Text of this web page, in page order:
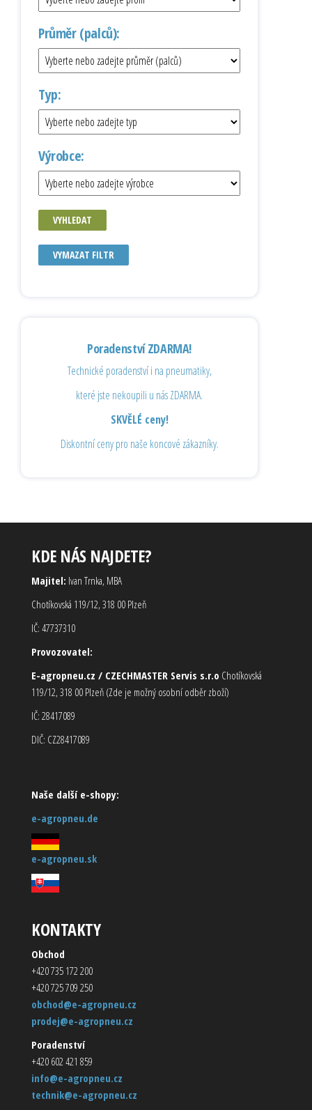
Průměr (palců):
Typ:
Výrobce:
VYHLEDAT
VYMAZAT FILTR
Poradenství ZDARMA!
Technické poradenství i na pneumatiky,
které jste nekoupili u nás ZDARMA.
SKVĚLÉ ceny!
Diskontní ceny pro naše koncové zákazníky.
KDE NÁS NAJDETE?
Majitel: Ivan Trnka, MBA
Chotíkovská 119/12, 318 00 Plzeň
IČ: 47737310
Provozovatel:
E-agropneu.cz / CZECHMASTER Servis s.r.o Chotíkovská
119/12, 318 00 Plzeň (Zde je možný osobní odběr zboží)
IČ: 28417089
DIČ: CZ28417089
Naše další e-shopy:
e-agropneu.de
e-agropneu.sk
KONTAKTY
Obchod
+420 735 172 200
+420 725 709 250
obchod@e-agropneu.cz
prodej@e-agropneu.cz
Poradenství
+420 602 421 859
info@e-agropneu.cz
technik@e-agropneu.cz